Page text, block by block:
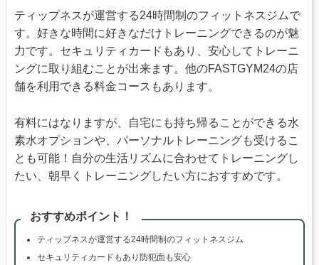
ティップネスが運営する24時間制のフィットネスジムで
す。好きな時間に好きなだけトレーニングできるのが魅
力です。セキュリティカードもあり、安心してトレーニ
ングに取り組むことが出来ます。他のFASTGYM24の店
舗を利用できる料金コースもあります。
有料にはなりますが、自宅にも持ち帰ることができる水
素水オプションや、パーソナルトレーニングも受けるこ
とも可能！自分の生活リズムに合わせてトレーニングし
たい、朝早くトレーニングしたい方におすすめです。
おすすめポイント！
ティップネスが運営する24時間制のフィットネスジム
セキュリティカードもあり防犯面も安心